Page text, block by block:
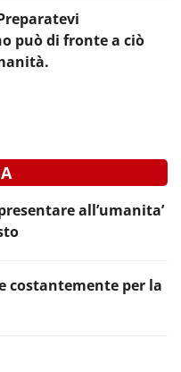
può di fronte a ciò
all’umanita’
costantemente per la